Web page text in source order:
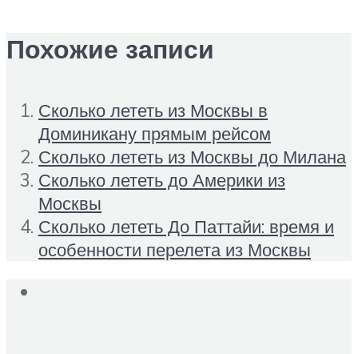
Похожие записи
Сколько лететь из Москвы в
Доминикану прямым рейсом
Сколько лететь из Москвы до Милана
Сколько лететь до Америки из
Москвы
Сколько лететь До Паттайи: время и
особенности перелета из Москвы